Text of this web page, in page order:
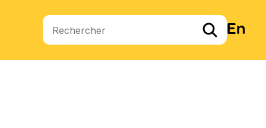
Termes de recherche En